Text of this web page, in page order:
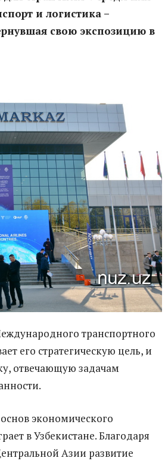
и логистика –
свою экспозицию в
транспортного
его стратегическую цель, и
отвечающую задачам
экономического
в Узбекистане. Благодаря
Азии развитие